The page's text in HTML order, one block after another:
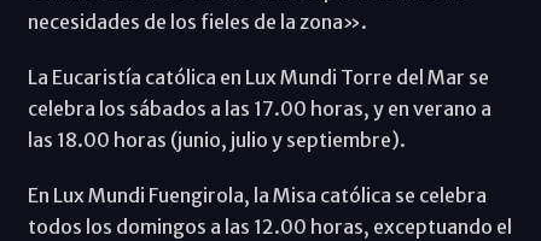
necesidades de los fieles de la zona».
La Eucaristía católica en Lux Mundi Torre del Mar se
celebra los sábados a las 17.00 horas, y en verano a
las 18.00 horas (junio, julio y septiembre).
En Lux Mundi Fuengirola, la Misa católica se celebra
todos los domingos a las 12.00 horas, exceptuando el